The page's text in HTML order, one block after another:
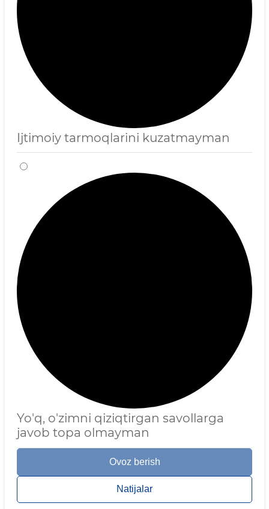
Ijtimoiy tarmoqlarini kuzatmayman
Yo'q, o'zimni qiziqtirgan savollarga
javob topa olmayman
Ovoz berish
Natijalar